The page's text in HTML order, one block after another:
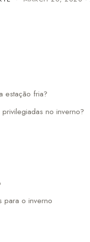
estação fria?
no inverno?
para o inverno